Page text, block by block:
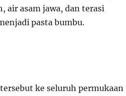
air asam jawa, dan terasi
pasta bumbu.
ke seluruh permukaan